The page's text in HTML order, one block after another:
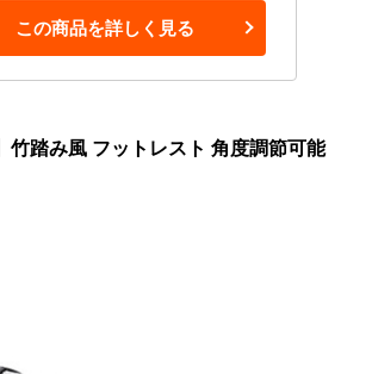
この商品を詳しく見る
竹踏み風 フットレスト 角度調節可能